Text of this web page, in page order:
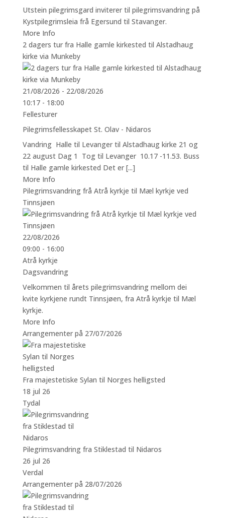
Utstein pilegrimsgard inviterer til pilegrimsvandring på
Kystpilegrimsleia frå Egersund til Stavanger.
More Info
2 dagers tur fra Halle gamle kirkested til Alstadhaug
kirke via Munkeby
21/08/2026 - 22/08/2026
10:17 - 18:00
Fellesturer
Pilegrimsfellesskapet St. Olav - Nidaros
Vandring Halle til Levanger til Alstadhaug kirke 21 og
22 august Dag 1 Tog til Levanger 10.17 -11.53. Buss
til Halle gamle kirkested Det er [...]
More Info
Pilegrimsvandring frå Atrå kyrkje til Mæl kyrkje ved
Tinnsjøen
22/08/2026
09:00 - 16:00
Atrå kyrkje
Dagsvandring
Velkommen til årets pilegrimsvandring mellom dei
kvite kyrkjene rundt Tinnsjøen, fra Atrå kyrkje til Mæl
kyrkje.
More Info
Arrangementer på 27/07/2026
Fra majestetiske Sylan til Norges helligsted
18 jul 26
Tydal
Pilegrimsvandring fra Stiklestad til Nidaros
26 jul 26
Verdal
Arrangementer på 28/07/2026